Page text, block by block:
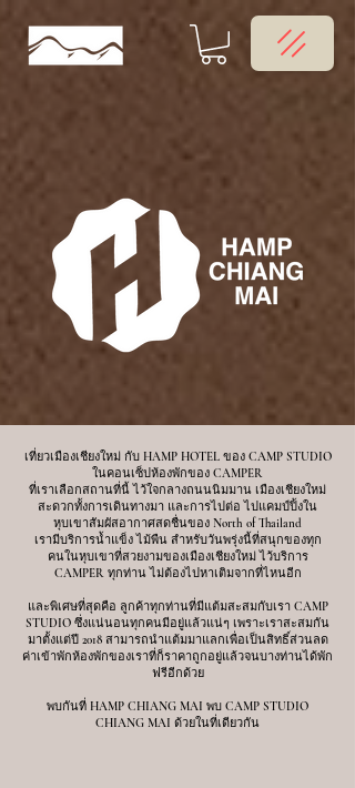
เที่ยวเมืองเชียงใหม่ กับ HAMP HOTEL ของ CAMP STUDIO
ในคอนเซ็ปห้องพักของ CAMPER
ที่เราเลือกสถานที่นี้ ไว้ใจกลางถนนนิมมาน เมืองเชียงใหม่
สะดวกทั้งการเดินทางมา และการไปต่อ ไปแคมป์ปิ้งใน
หุบเขาสัมผัสอากาศสดชื่นของ North of Thailand
เรามีบริการน้ำแข็ง ไม้พืน สำหรับวันพรุ่งนี้ที่สนุกของทุก
คนในหุบเขาที่สวยงามของเมืองเชียงใหม่ ไว้บริการ
CAMPER ทุกท่าน ไม่ต้องไปหาเติมจากที่ไหนอีก
และพิเศษที่สุดคือ ลูกค้าทุกท่านที่มีแต้มสะสมกับเรา CAMP
STUDIO ซึ่งแน่นอนทุกคนมีอยู่แล้วแน่ๆ เพราะเราสะสมกัน
มาตั้งแต่ปี 2018 สามารถนำแต้มมาแลกเพื่อเป็นสิทธิ์ส่วนลด
ค่าเข้าพักห้องพักของเราที่ก็ราคาถูกอยู่แล้วจนบางท่านได้พัก
ฟรีอีกด้วย
พบกันที่ HAMP CHIANG MAI พบ CAMP STUDIO
CHIANG MAI ด้วยในที่เดียวกัน